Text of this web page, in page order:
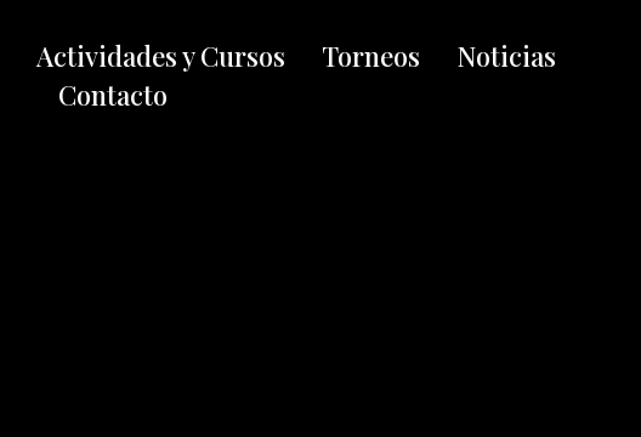
Actividades y Cursos Torneos
Noticias
Contacto